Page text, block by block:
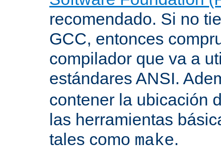
recomendado. Si no
GCC, entonces
compilador que va a
estándares ANSI.
contener la ubicación
las herramientas
tales como make.